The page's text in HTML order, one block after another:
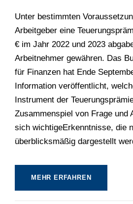
Unter bestimmten
Arbeitgeber eine
€ im Jahr 2022 und 2023
Arbeitnehmer gewähren. Das
für Finanzen hat Ende
Information veröffentlicht,
Instrument der
Zusammenspiel von Frage und
sich wichtigeErkenntnisse, die
überblicksmäßig dargestellt
MEHR ERFAHREN